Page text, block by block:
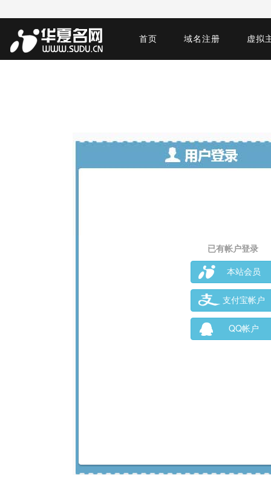
首页 域名注册 虚拟
已有帐户登录
本站会员
支付宝帐户
QQ帐户